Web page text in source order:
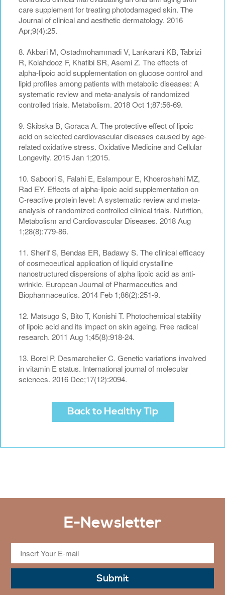
care supplement for treating photodamaged skin. The
Journal of clinical and aesthetic dermatology. 2016
Apr;9(4):25.
8. Akbari M, Ostadmohammadi V, Lankarani KB, Tabrizi
R, Kolahdooz F, Khatibi SR, Asemi Z. The effects of
alpha-lipoic acid supplementation on glucose control and
lipid profiles among patients with metabolic diseases: A
systematic review and meta-analysis of randomized
controlled trials. Metabolism. 2018 Oct 1;87:56-69.
9. Skibska B, Goraca A. The protective effect of lipoic
acid on selected cardiovascular diseases caused by age-
related oxidative stress. Oxidative Medicine and Cellular
Longevity. 2015 Jan 1;2015.
10. Saboori S, Falahi E, Eslampour E, Khosroshahi MZ,
Rad EY. Effects of alpha-lipoic acid supplementation on
C-reactive protein level: A systematic review and meta-
analysis of randomized controlled clinical trials. Nutrition,
Metabolism and Cardiovascular Diseases. 2018 Aug
1;28(8):779-86.
11. Sherif S, Bendas ER, Badawy S. The clinical efficacy
of cosmeceutical application of liquid crystalline
nanostructured dispersions of alpha lipoic acid as anti-
wrinkle. European Journal of Pharmaceutics and
Biopharmaceutics. 2014 Feb 1;86(2):251-9.
12. Matsugo S, Bito T, Konishi T. Photochemical stability
of lipoic acid and its impact on skin ageing. Free radical
research. 2011 Aug 1;45(8):918-24.
13. Borel P, Desmarchelier C. Genetic variations involved
in vitamin E status. International journal of molecular
sciences. 2016 Dec;17(12):2094.
Back to Healthy Tip
E-Newsletter